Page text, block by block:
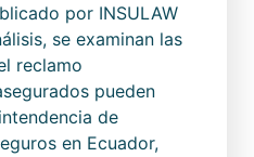
por INSULAW
se examinan las
reclamo
pueden
de
en Ecuador,